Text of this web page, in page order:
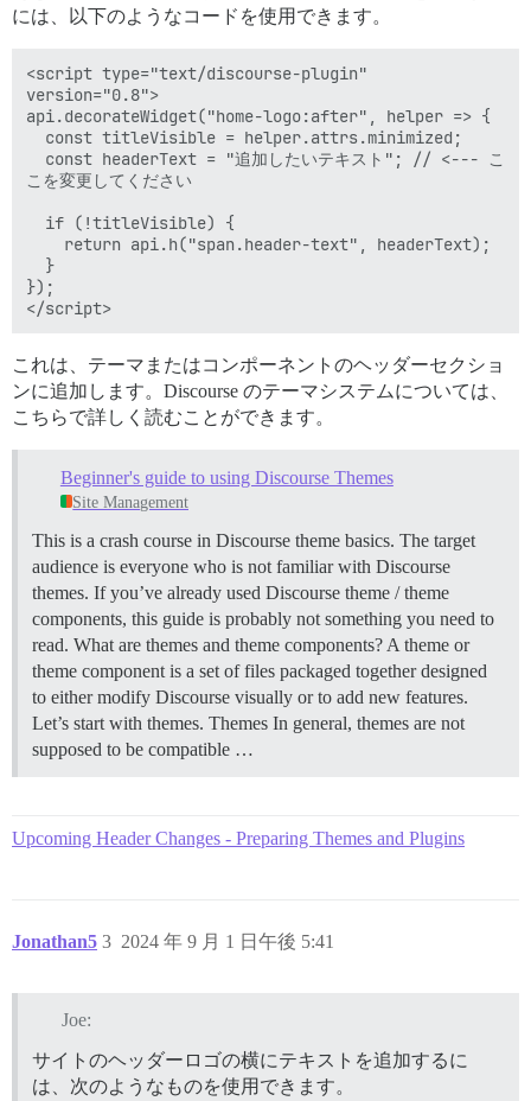
には、以下のようなコードを使用できます。
<script type="text/discourse-plugin"
version="0.8">
api.decorateWidget("home-logo:after", helper => {
こを変更してください
});
これは、テーマまたはコンポーネントのヘッダーセクショ
ンに追加します。Discourse のテーマシステムについては、
こちらで詳しく読むことができます。
Beginner's guide to using Discourse Themes
Site Management
This is a crash course in Discourse theme basics. The target
audience is everyone who is not familiar with Discourse
themes. If you’ve already used Discourse theme / theme
components, this guide is probably not something you need to
read. What are themes and theme components? A theme or
theme component is a set of files packaged together designed
to either modify Discourse visually or to add new features.
Let’s start with themes. Themes In general, themes are not
supposed to be compatible …
Upcoming Header Changes - Preparing Themes and Plugins
Jonathan5 2024 年 9 月 1 日午後 5:41
3
Joe:
サイトのヘッダーロゴの横にテキストを追加するに
は、次のようなものを使用できます。